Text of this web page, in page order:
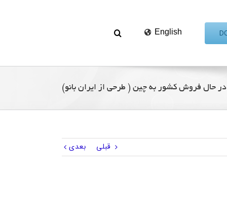
English
در حال فروش کشور به چین ( طرحی از ایران بانو)
قبلی بعدی